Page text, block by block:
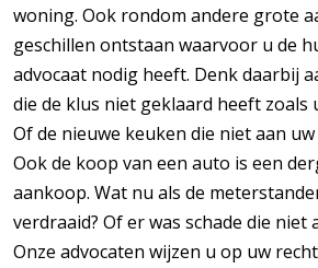
woning. Ook rondom andere grote
geschillen ontstaan waarvoor u de
advocaat nodig heeft. Denk daarbij
die de klus niet geklaard heeft zoals
Of de nieuwe keuken die niet aan
Ook de koop van een auto is een
aankoop. Wat nu als de
verdraaid? Of er was schade die niet
Onze advocaten wijzen u op uw